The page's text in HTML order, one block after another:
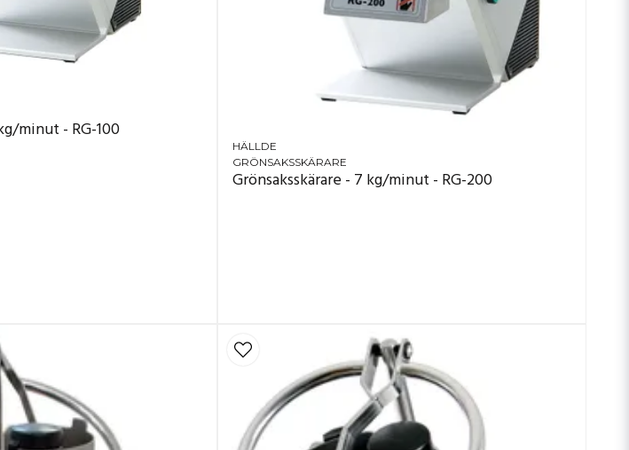
minut - RG-100
HÄLLDE
GRÖNSAKSSKÄRARE
Grönsaksskärare - 7 kg/minut - RG-200